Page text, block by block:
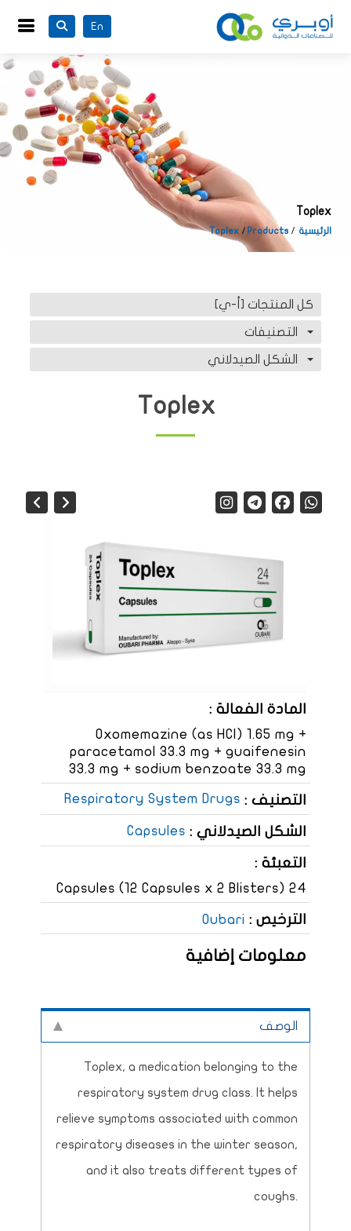
En
Toplex
الرئيسية Products
Toplex
كل المنتجات [أ-ي]
التصنيفات
الشكل الصيدلاني
Toplex
المادة الفعالة :
Oxomemazine (as HCl) 1.65 mg +
paracetamol 33.3 mg + guaifenesin
33.3 mg + sodium benzoate 33.3 mg
التصنيف : Respiratory System Drugs
الشكل الصيدلاني : Capsules
التعبئة :
24 Capsules (12 Capsules x 2 Blisters)
الترخيص : Oubari
معلومات إضافية
الوصف
Toplex, a medication belonging to the
respiratory system drug class. It helps
relieve symptoms associated with common
respiratory diseases in the winter season,
and it also treats different types of
coughs.